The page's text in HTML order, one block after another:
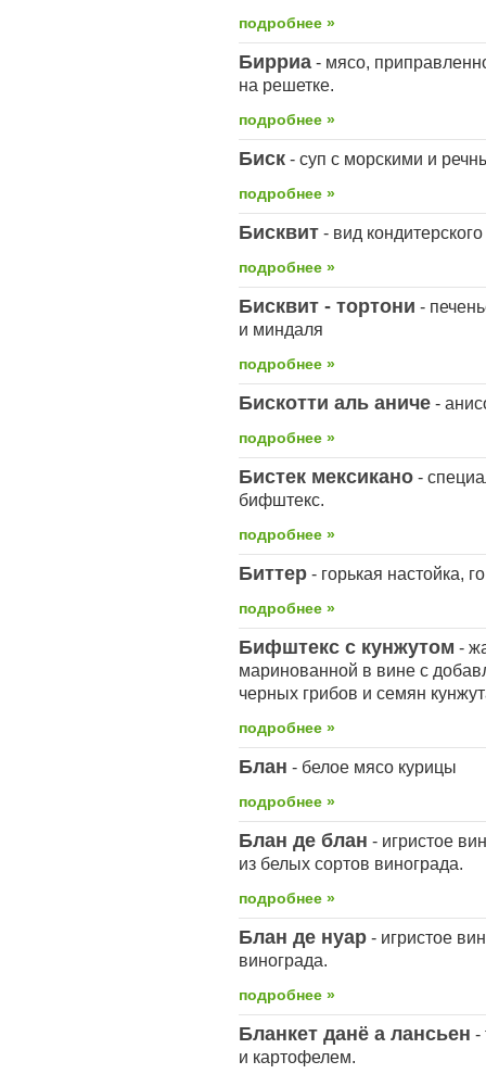
подробнее »
Бирриа - мясо,
на решетке.
подробнее »
Биск - суп с морскими и
подробнее »
Бисквит - вид кондитерского
подробнее »
Бисквит - тортони -
и миндаля
подробнее »
Бискотти аль аниче -
подробнее »
Бистек мексикано -
бифштекс.
подробнее »
Биттер - горькая настойка,
подробнее »
Бифштекс с кунжутом -
маринованной в вине с
черных грибов и семян
подробнее »
Блан - белое мясо курицы
подробнее »
Блан де блан - игристое
из белых сортов винограда.
подробнее »
Блан де нуар - игристое
винограда.
подробнее »
Бланкет данё а лансьен -
и картофелем.